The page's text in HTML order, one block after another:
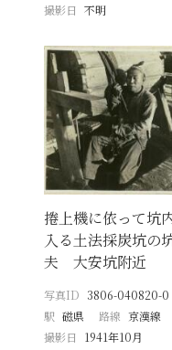
撮影日
不明
捲上機に依って坑
入る土法採炭坑の
夫 大安坑附近
写真ID 3806-040820-0
駅 磁県 路線 京漢線
撮影日
1941年10月